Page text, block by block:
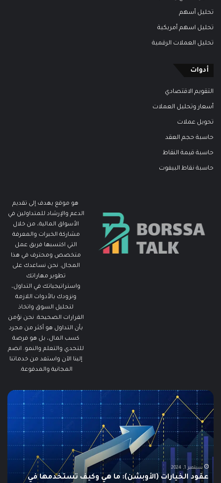
تحليل أسهم
تحليل اسهم أمريكية
تحليل العملات الرقمية
أدوات
التقويم الاقتصادي
أسعار وتحليل العملات
تحويل عملات
حاسبة حجم العقد
حاسبة قيمة النقاط
حاسبة نقاط البيفوت
هو موقع يهدف إلى تقديم
الدعم والإرشاد للمتداولين في
الأسواق المالية، من خلال
مشاركة الخبرات والمعرفة
التي اكتسبها فريق عمل
متخصص ومحترف في هذا
المجال. نحن نساعدك على
تطوير مهاراتك
واستراتيجياتك في التداول،
ونزودك بالأدوات اللازمة
لتحليل السوق واتخاذ
القرارات الصحيحة. نحن نؤمن
بأن التداول هو أكثر من مجرد
كسب المال، بل هو فرصة
للتحدي والتعلم والنمو. انضم
إلينا الآن واستفد من خدماتنا
المجانية والمدفوعة.
ما
هو
الـ
Swing
دليلك
الشامل
للمبتدئين
يونيو 10, 2025